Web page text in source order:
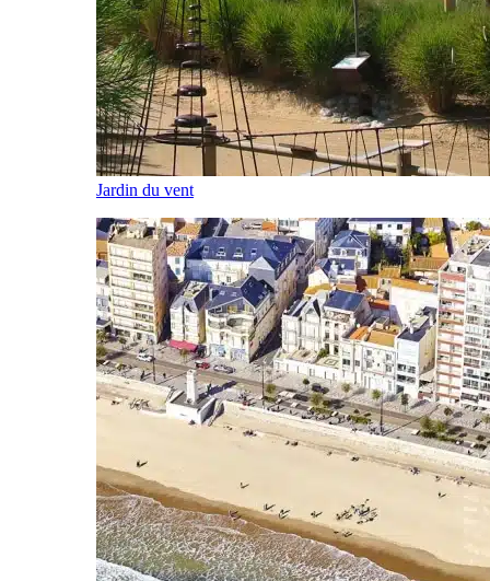
Jardin du vent